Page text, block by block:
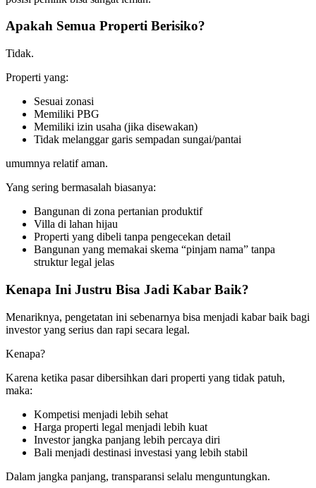
Apakah Semua Properti Berisiko?
Tidak.
Properti yang:
Sesuai zonasi
Memiliki PBG
Memiliki izin usaha (jika disewakan)
Tidak melanggar garis sempadan sungai/pantai
umumnya relatif aman.
Yang sering bermasalah biasanya:
Bangunan di zona pertanian produktif
Villa di lahan hijau
Properti yang dibeli tanpa pengecekan detail
Bangunan yang memakai skema “pinjam nama” tanpa
struktur legal jelas
Kenapa Ini Justru Bisa Jadi Kabar Baik?
Menariknya, pengetatan ini sebenarnya bisa menjadi kabar baik bagi
investor yang serius dan rapi secara legal.
Kenapa?
Karena ketika pasar dibersihkan dari properti yang tidak patuh,
maka:
Kompetisi menjadi lebih sehat
Harga properti legal menjadi lebih kuat
Investor jangka panjang lebih percaya diri
Bali menjadi destinasi investasi yang lebih stabil
Dalam jangka panjang, transparansi selalu menguntungkan.